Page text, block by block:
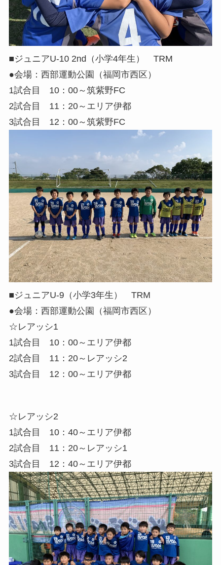
■ジュニアU-10 2nd（小学4年生） TRM
●会場：西部運動公園（福岡市西区）
1試合目 10：00～筑紫野FC
2試合目 11：20～エリア伊都
3試合目 12：00～筑紫野FC
■ジュニアU-9（小学3年生） TRM
●会場：西部運動公園（福岡市西区）
☆レアッシ1
1試合目 10：00～エリア伊都
2試合目 11：20～レアッシ2
3試合目 12：00～エリア伊都
☆レアッシ2
1試合目 10：40～エリア伊都
2試合目 11：20～レアッシ1
3試合目 12：40～エリア伊都